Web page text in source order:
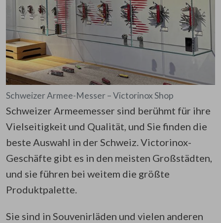
Schweizer Armee-Messer – Victorinox Shop
Schweizer Armeemesser sind berühmt für ihre
Vielseitigkeit und Qualität, und Sie finden die
beste Auswahl in der Schweiz. Victorinox-
Geschäfte gibt es in den meisten Großstädten,
und sie führen bei weitem die größte
Produktpalette.
Sie sind in Souvenirläden und vielen anderen